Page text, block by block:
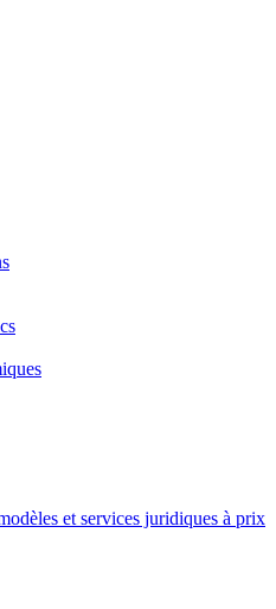
et services juridiques à prix